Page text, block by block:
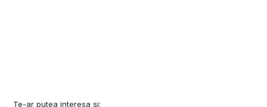
Te-ar putea interesa și: